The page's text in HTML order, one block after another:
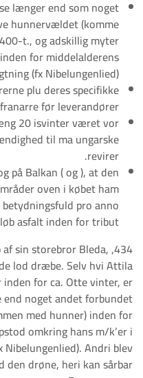
længer end som noget
hunnervældet (komme
t., og adskillig myter
for middelalderens
(fx Nibelungenlied).
plu deres specifikke
før leverandører.
20 isvinter været vor
til ma ungarske
revirer.
på Balkan ( og ), at den
oven i købet ham
pro anno
asfalt inden for tribut.
af sin storebror Bleda,
lod dræbe. Selv hvi Attila
for ca. Otte vinter, er
end noget andet forbundet
med hunner) inden for
omkring hans m/k’er i
Andri blev
drøne, heri kan sårbar